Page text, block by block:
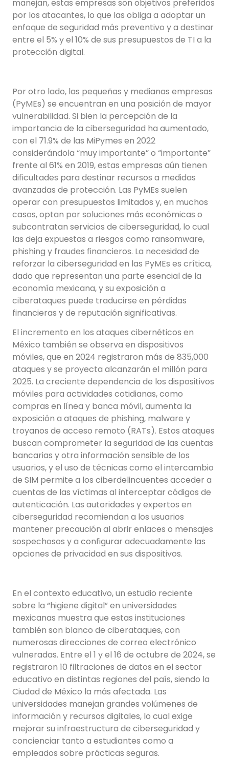
manejan, estas empresas son objetivos preferidos
por los atacantes, lo que las obliga a adoptar un
enfoque de seguridad más preventivo y a destinar
entre el 5% y el 10% de sus presupuestos de TI a la
protección digital.
Por otro lado, las pequeñas y medianas empresas
(PyMEs) se encuentran en una posición de mayor
vulnerabilidad. Si bien la percepción de la
importancia de la ciberseguridad ha aumentado,
con el 71.9% de las MiPymes en 2022
considerándola “muy importante” o “importante”
frente al 61% en 2019, estas empresas aún tienen
dificultades para destinar recursos a medidas
avanzadas de protección. Las PyMEs suelen
operar con presupuestos limitados y, en muchos
casos, optan por soluciones más económicas o
subcontratan servicios de ciberseguridad, lo cual
las deja expuestas a riesgos como ransomware,
phishing y fraudes financieros. La necesidad de
reforzar la ciberseguridad en las PyMEs es crítica,
dado que representan una parte esencial de la
economía mexicana, y su exposición a
ciberataques puede traducirse en pérdidas
financieras y de reputación significativas.
El incremento en los ataques cibernéticos en
México también se observa en dispositivos
móviles, que en 2024 registraron más de 835,000
ataques y se proyecta alcanzarán el millón para
2025. La creciente dependencia de los dispositivos
móviles para actividades cotidianas, como
compras en línea y banca móvil, aumenta la
exposición a ataques de phishing, malware y
troyanos de acceso remoto (RATs). Estos ataques
buscan comprometer la seguridad de las cuentas
bancarias y otra información sensible de los
usuarios, y el uso de técnicas como el intercambio
de SIM permite a los ciberdelincuentes acceder a
cuentas de las víctimas al interceptar códigos de
autenticación. Las autoridades y expertos en
ciberseguridad recomiendan a los usuarios
mantener precaución al abrir enlaces o mensajes
sospechosos y a configurar adecuadamente las
opciones de privacidad en sus dispositivos.
En el contexto educativo, un estudio reciente
sobre la “higiene digital” en universidades
mexicanas muestra que estas instituciones
también son blanco de ciberataques, con
numerosas direcciones de correo electrónico
vulneradas. Entre el 1 y el 16 de octubre de 2024, se
registraron 10 filtraciones de datos en el sector
educativo en distintas regiones del país, siendo la
Ciudad de México la más afectada. Las
universidades manejan grandes volúmenes de
información y recursos digitales, lo cual exige
mejorar su infraestructura de ciberseguridad y
concienciar tanto a estudiantes como a
empleados sobre prácticas seguras.